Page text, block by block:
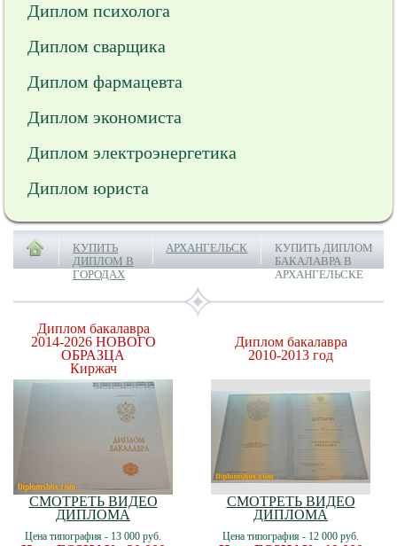
Диплом психолога
Диплом сварщика
Диплом фармацевта
Диплом экономиста
Диплом электроэнергетика
Диплом юриста
КУПИТЬ
ДИПЛОМ В
ГОРОДАХ
АРХАНГЕЛЬСК
КУПИТЬ ДИПЛОМ
БАКАЛАВРА В
АРХАНГЕЛЬСКЕ
Диплом бакалавра
2014-2026 НОВОГО
ОБРАЗЦА
Киржач
СМОТРЕТЬ ВИДЕО
ДИПЛОМА
Цена типография - 13 000 руб.
Диплом бакалавра
2010-2013 год
СМОТРЕТЬ ВИДЕО
ДИПЛОМА
Цена типография - 12 000 руб.